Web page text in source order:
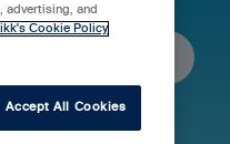
advertising, and
Cookie Policy
Accept All Cookies